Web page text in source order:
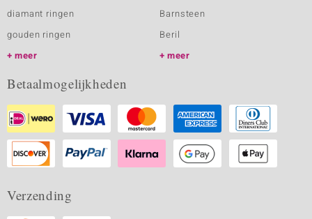
diamant ringen
gouden ringen
meer
Barnsteen
Beril
meer
Betaalmogelijkheden
Verzending